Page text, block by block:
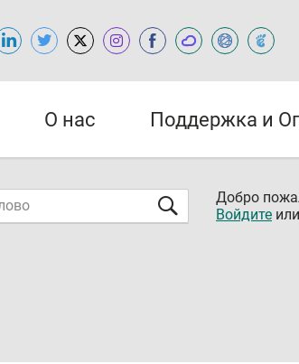
О нас Поддержка и
Добро
Войдите или